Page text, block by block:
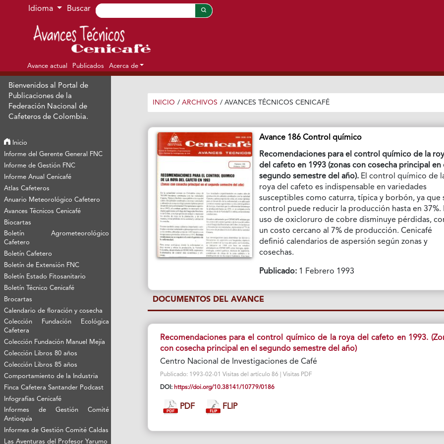
Ir al menú de navegación principal
Ir al contenido principal
Ir al pie de página del sitio
Idioma Buscar
Avance actual Publicados Acerca de
Bienvenidos al Portal de
Publicaciones de la
Federación Nacional de
Cafeteros de Colombia.
Inicio
Informe del Gerente General FNC
Informe de Gestión FNC
Informe Anual Cenicafé
Atlas Cafeteros
Anuario Meteorológico Cafetero
Avances Técnicos Cenicafé
Biocartas
Boletín Agrometeorológico
Cafetero
Boletín Cafetero
Boletín de Extensión FNC
Boletín Estado Fitosanitario
Boletín Técnico Cenicafé
Brocartas
Calendario de floración y cosecha
Colección Fundación Ecológica
Cafetera
Colección Fundación Manuel Mejía
Colección Libros 80 años
Colección Libros 85 años
Comportamiento de la Industria
Finca Cafetera Santander Podcast
Infografías Cenicafé
Informes de Gestión Comité
Antioquía
Informes de Gestión Comité Caldas
Las Aventuras del Profesor Yarumo
INICIO / ARCHIVOS / AVANCES TÉCNICOS CENICAFÉ
Avance 186 Control químico
Recomendaciones para el control químico de la
del cafeto en 1993 (zonas con cosecha principal en
segundo semestre del año). El control químico de
roya del cafeto es indispensable en variedades
susceptibles como caturra, típica y borbón, ya que
control puede reducir la producción hasta en 37%.
uso de oxicloruro de cobre disminuye pérdidas,
un costo cercano al 7% de producción. Cenicafé
definió calendarios de aspersión según zonas y
cosechas.
Publicado: 1 Febrero 1993
DOCUMENTOS DEL AVANCE
Recomendaciones para el control químico de la roya del cafeto en 1993.
con cosecha principal en el segundo semestre del año)
Centro Nacional de Investigaciones de Café
Publicado: 1993-02-01 Visitas del artículo 86 | Visitas PDF
DOI: https://doi.org/10.38141/10779/0186
PDF FLIP